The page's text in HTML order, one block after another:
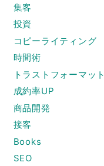
集客
投資
コピーライティング
時間術
トラストフォーマット
成約率UP
商品開発
接客
Books
SEO